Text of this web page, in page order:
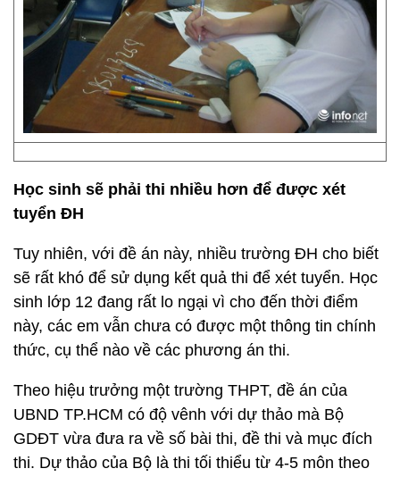
Học sinh sẽ phải thi nhiều hơn để được xét
tuyển ĐH
Tuy nhiên, với đề án này, nhiều trường ĐH cho biết
sẽ rất khó để sử dụng kết quả thi để xét tuyển. Học
sinh lớp 12 đang rất lo ngại vì cho đến thời điểm
này, các em vẫn chưa có được một thông tin chính
thức, cụ thể nào về các phương án thi.
Theo hiệu trưởng một trường THPT, đề án của
UBND TP.HCM có độ vênh với dự thảo mà Bộ
GDĐT vừa đưa ra về số bài thi, đề thi và mục đích
thi. Dự thảo của Bộ là thi tối thiểu từ 4-5 môn theo